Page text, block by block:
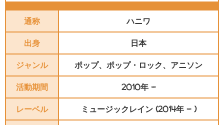
通称
ハニワ
出身
日本
ジャンル
ポップ、ポップ・ロック、アニソン
活動期間
2010年 -
レーベル
ミュージックレイン (2014年 - )